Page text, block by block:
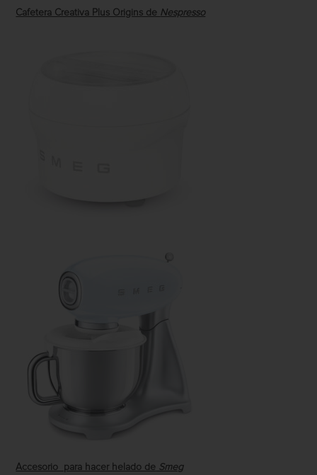
Cafetera Creativa Plus Origins de Nespresso
Accesorio para hacer helado de Smeg